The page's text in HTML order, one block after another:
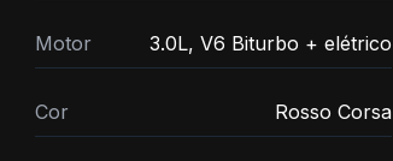
Motor 3.0L, V6 Biturbo + elétrico
Cor Rosso Corsa